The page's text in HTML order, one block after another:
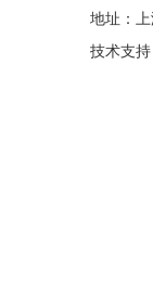
地址：
技术支